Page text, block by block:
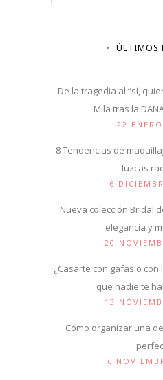
ÚLTIMOS
De la tragedia al “sí,
Mila tras la
22
8 Tendencias de
luzcas
6
Nueva colección Bridal
elegancia y
20
¿Casarte con gafas o
que nadie te
13
Cómo organizar una
6